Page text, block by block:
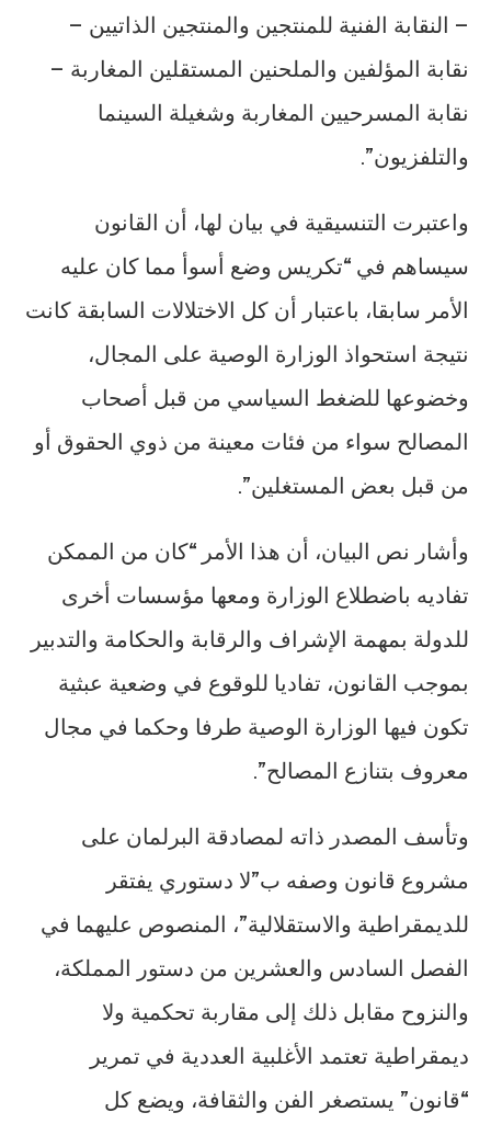
– النقابة الفنية للمنتجين والمنتجين الذاتيين –
نقابة المؤلفين والملحنين المستقلين المغاربة –
نقابة المسرحيين المغاربة وشغيلة السينما
والتلفزيون”.
واعتبرت التنسيقية في بيان لها، أن القانون
سيساهم في “تكريس وضع أسوأ مما كان عليه
الأمر سابقا، باعتبار أن كل الاختلالات السابقة كانت
نتيجة استحواذ الوزارة الوصية على المجال،
وخضوعها للضغط السياسي من قبل أصحاب
المصالح سواء من فئات معينة من ذوي الحقوق أو
من قبل بعض المستغلين”.
وأشار نص البيان، أن هذا الأمر “كان من الممكن
تفاديه باضطلاع الوزارة ومعها مؤسسات أخرى
للدولة بمهمة الإشراف والرقابة والحكامة والتدبير
بموجب القانون، تفاديا للوقوع في وضعية عبثية
تكون فيها الوزارة الوصية طرفا وحكما في مجال
معروف بتنازع المصالح”.
وتأسف المصدر ذاته لمصادقة البرلمان على
مشروع قانون وصفه ب”لا دستوري يفتقر
للديمقراطية والاستقلالية”، المنصوص عليهما في
الفصل السادس والعشرين من دستور المملكة،
والنزوح مقابل ذلك إلى مقاربة تحكمية ولا
ديمقراطية تعتمد الأغلبية العددية في تمرير
“قانون” يستصغر الفن والثقافة، ويضع كل